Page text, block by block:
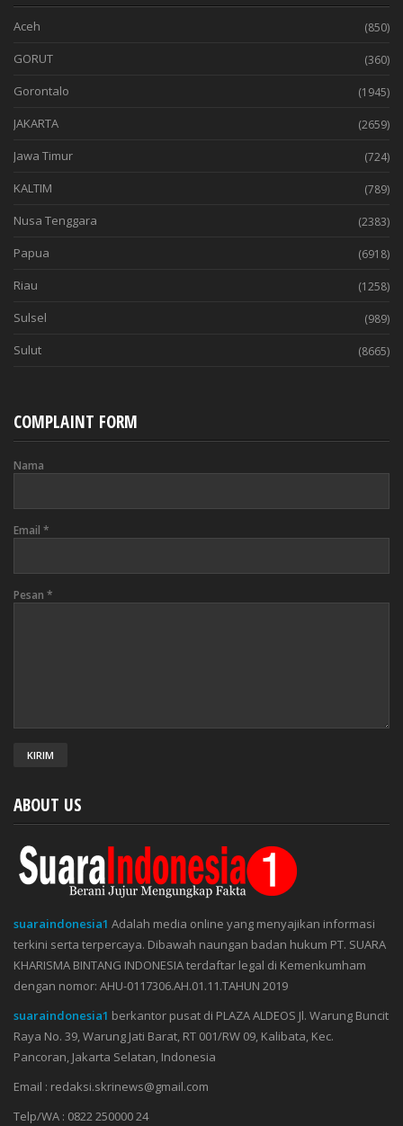
Aceh (850)
GORUT (360)
Gorontalo (1945)
JAKARTA (2659)
Jawa Timur (724)
KALTIM (789)
Nusa Tenggara (2383)
Papua (6918)
Riau (1258)
Sulsel (989)
Sulut (8665)
COMPLAINT FORM
Nama
Email *
Pesan *
ABOUT US
suaraindonesia1 Adalah media online yang menyajikan informasi
terkini serta terpercaya. Dibawah naungan badan hukum PT. SUARA
KHARISMA BINTANG INDONESIA terdaftar legal di Kemenkumham
dengan nomor: AHU-0117306.AH.01.11.TAHUN 2019
suaraindonesia1 berkantor pusat di PLAZA ALDEOS Jl. Warung Buncit
Raya No. 39, Warung Jati Barat, RT 001/RW 09, Kalibata, Kec.
Pancoran, Jakarta Selatan, Indonesia
Email : redaksi.skrinews@gmail.com
Telp/WA : 0822 250000 24